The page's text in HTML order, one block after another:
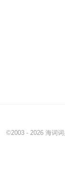
©2003 - 2026 海词词